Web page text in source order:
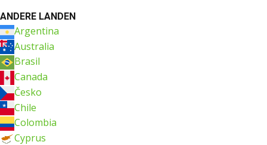
ANDERE LANDEN
Argentina
Australia
Brasil
Canada
Česko
Chile
Colombia
Cyprus